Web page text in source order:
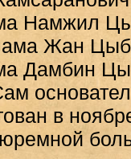
Намжил
Жан
Дамбин
в